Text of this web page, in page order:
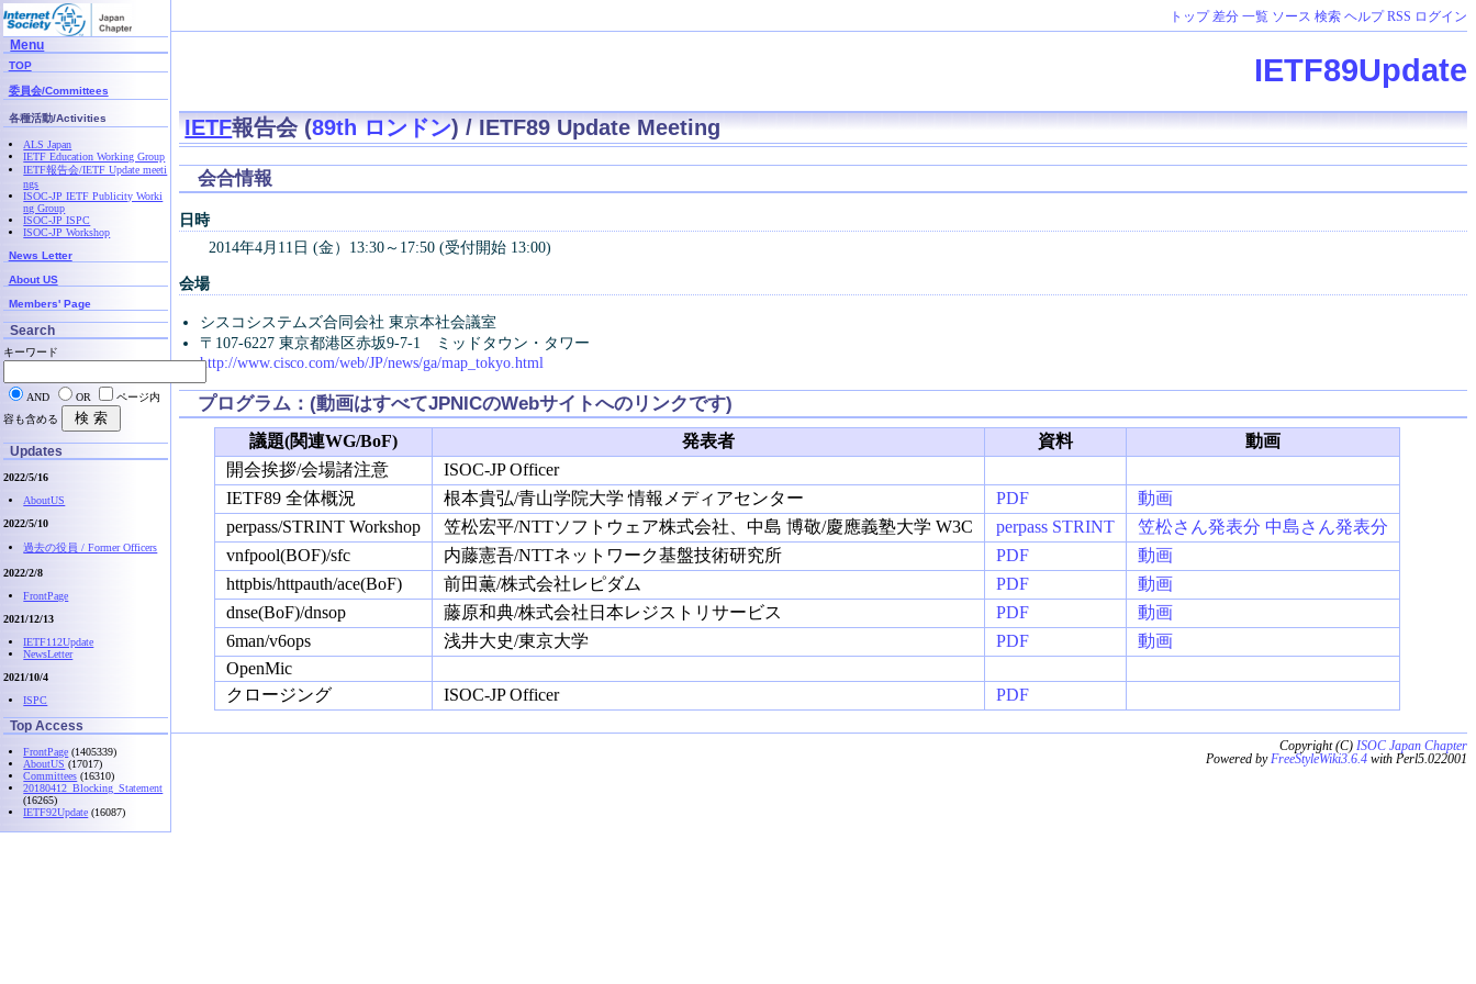
トップ 差分 一覧 ソース 検索 ヘルプ RSS ログイン
IETF89Update
IETF報告会 (89th ロンドン) / IETF89 Update Meeting
会合情報
日時
2014年4月11日 (金）13:30～17:50 (受付開始 13:00)
会場
シスコシステムズ合同会社 東京本社会議室
〒107‐6227 東京都港区赤坂9-7-1 ミッドタウン・タワー
http://www.cisco.com/web/JP/news/ga/map_tokyo.html
プログラム：(動画はすべてJPNICのWebサイトへのリンクです)
議題(関連WG/BoF) 発表者 資料
動画
開会挨拶/会場諸注意
ISOC-JP Officer
IETF89 全体概況
根本貴弘/青山学院大学 情報メディアセンター PDF
動画
perpass/STRINT Workshop
笠松宏平/NTTソフトウェア株式会社、中島 博敬/慶應義塾大学 W3C perpass STRINT 笠松さん発表分 中島さん発表分
vnfpool(BOF)/sfc
内藤憲吾/NTTネットワーク基盤技術研究所 PDF
動画
httpbis/httpauth/ace(BoF)
前田薫/株式会社レピダム PDF
動画
dnse(BoF)/dnsop
藤原和典/株式会社日本レジストリサービス PDF
動画
6man/v6ops
浅井大史/東京大学 PDF
動画
OpenMic
クロージング
ISOC-JP Officer PDF
Menu
TOP
委員会/Committees
各種活動/Activities
ALS Japan
IETF Education Working Group
IETF報告会/IETF Update meeti
ngs
ISOC-JP IETF Publicity Worki
ng Group
ISOC-JP ISPC
ISOC-JP Workshop
News Letter
About US
Members' Page
Search
キーワード
AND OR
ページ内
容も含める
Updates
2022/5/16
AboutUS
2022/5/10
過去の役員 / Former Officers
2022/2/8
FrontPage
2021/12/13
IETF112Update
NewsLetter
2021/10/4
ISPC
Top Access
FrontPage (1405339)
AboutUS (17017)
Committees (16310)
20180412_Blocking_Statement
(16265)
IETF92Update (16087)
Copyright (C) ISOC Japan Chapter
Powered byFreeStyleWiki3.6.4 with Perl5.022001